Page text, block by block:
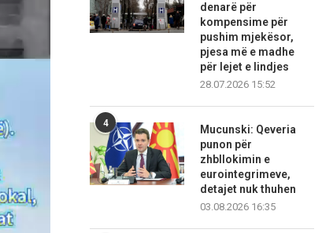
denarë për
kompensime për
pushim mjekësor,
pjesa më e madhe
për lejet e lindjes
28.07.2026 15:52
4
Mucunski: Qeveria
punon për
zhbllokimin e
eurointegrimeve,
detajet nuk thuhen
03.08.2026 16:35